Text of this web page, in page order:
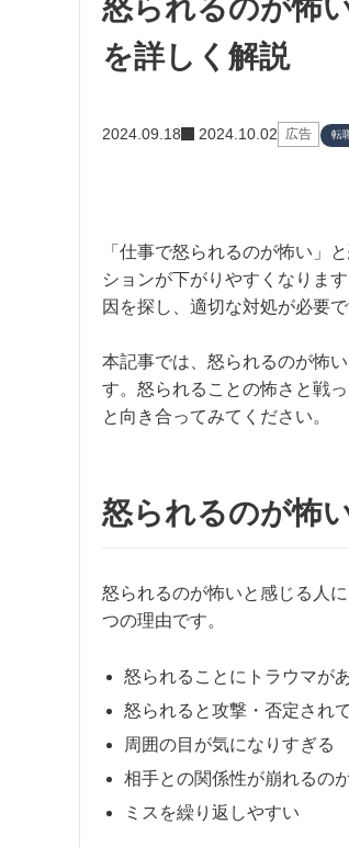
怒られるのが怖
を詳しく解説
2024.09.18 2024.10.02 広告 転
「仕事で怒られるのが怖い」
ションが下がりやすくなりま
因を探し、適切な対処が必要で
本記事では、怒られるのが怖
す。怒られることの怖さと戦
と向き合ってみてください。
怒られるのが怖
怒られるのが怖いと感じる人
つの理由です。
怒られることにトラウマが
怒られると攻撃・否定され
周囲の目が気になりすぎる
相手との関係性が崩れるの
ミスを繰り返しやすい